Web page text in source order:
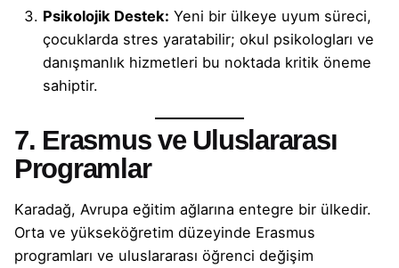
Psikolojik Destek: Yeni bir ülkeye uyum süreci,
çocuklarda stres yaratabilir; okul psikologları ve
danışmanlık hizmetleri bu noktada kritik öneme
sahiptir.
7. Erasmus ve Uluslararası
Programlar
Karadağ, Avrupa eğitim ağlarına entegre bir ülkedir.
Orta ve yükseköğretim düzeyinde Erasmus
programları ve uluslararası öğrenci değişim